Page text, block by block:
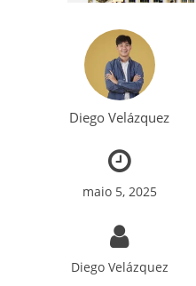
Diego Velázquez
maio 5, 2025
Diego Velázquez